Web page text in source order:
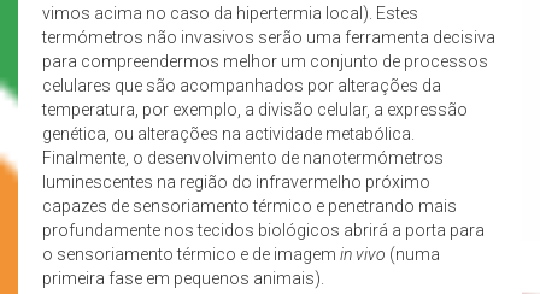
vimos acima no caso da hipertermia local). Estes
termómetros não invasivos serão uma ferramenta decisiva
para compreendermos melhor um conjunto de processos
celulares que são acompanhados por alterações da
temperatura, por exemplo, a divisão celular, a expressão
genética, ou alterações na actividade metabólica.
Finalmente, o desenvolvimento de nanotermómetros
luminescentes na região do infravermelho próximo
capazes de sensoriamento térmico e penetrando mais
profundamente nos tecidos biológicos abrirá a porta para
o sensoriamento térmico e de imagem in vivo (numa
primeira fase em pequenos animais).